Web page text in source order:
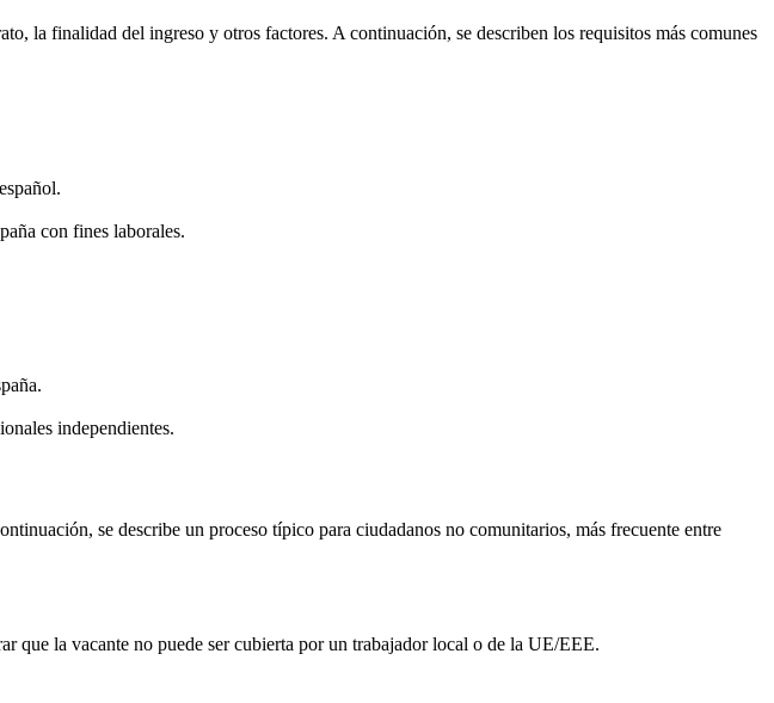
la finalidad del ingreso y otros factores. A continuación, se describen los requisitos más comunes
con fines laborales.
independientes.
se describe un proceso típico para ciudadanos no comunitarios, más frecuente entre
que la vacante no puede ser cubierta por un trabajador local o de la UE/EEE.